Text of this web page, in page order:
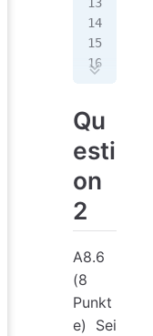
Qu
esti
on
2
A8.6
(8
Punkt
e) Sei